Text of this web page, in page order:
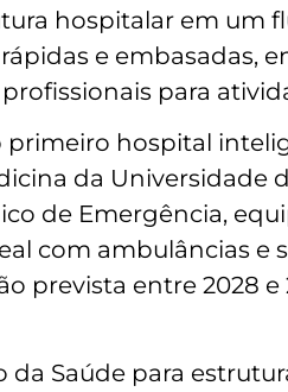
hospitalar em um
e embasadas,
para
primeiro hospital
da Universidade
de Emergência,
com ambulâncias e
prevista entre 2028 e
Saúde para